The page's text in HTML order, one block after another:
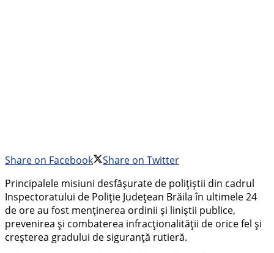
Share on Facebook
Share on Twitter
Principalele misiuni desfășurate de polițiștii din cadrul
Inspectoratului de Poliție Județean Brăila în ultimele 24
de ore au fost menținerea ordinii și liniștii publice,
prevenirea și combaterea infracționalității de orice fel și
creșterea gradului de siguranță rutieră.